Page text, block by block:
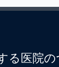
る医院